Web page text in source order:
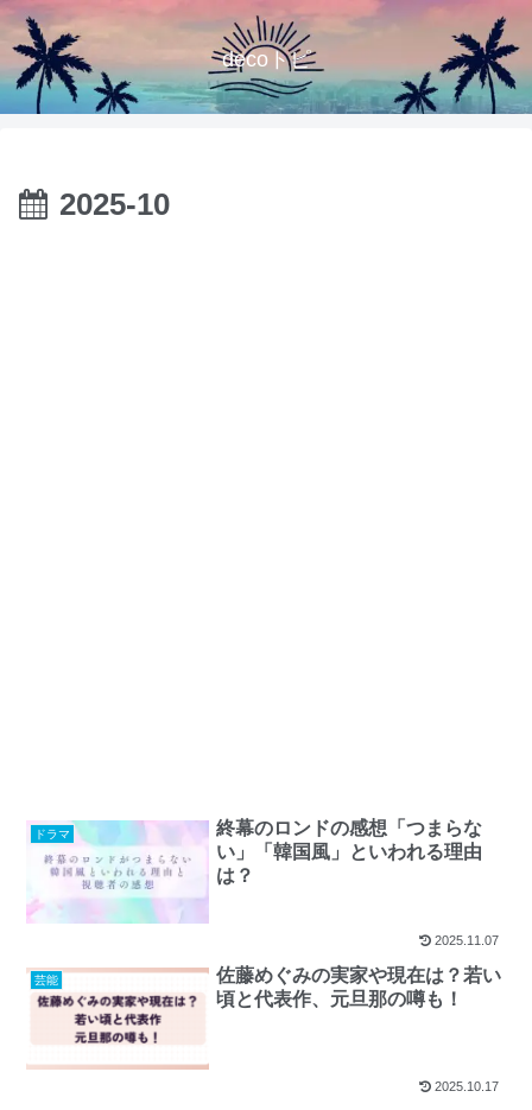
decoトピ
2025-10
ドラマ
終幕のロンドの感想「つまらな
い」「韓国風」といわれる理由
は？
2025.11.07
芸能
佐藤めぐみの実家や現在は？若い
頃と代表作、元旦那の噂も！
2025.10.17